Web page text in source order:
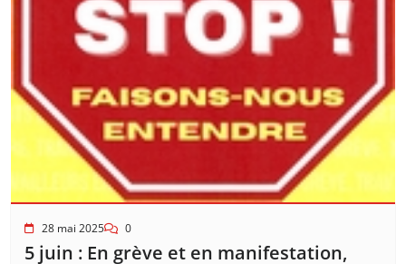
28 mai 2025 0
5 juin : En grève et en manifestation,